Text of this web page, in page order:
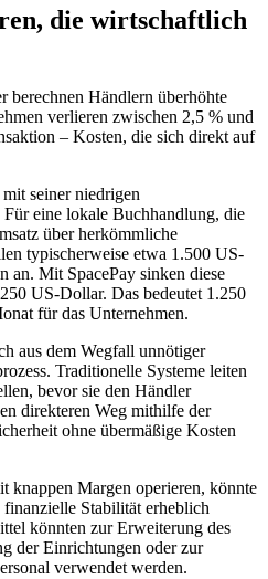
die wirtschaftlich
berechnen Händlern überhöhte
verlieren zwischen 2,5 % und
– Kosten, die sich direkt auf
seiner niedrigen
eine lokale Buchhandlung, die
über herkömmliche
typischerweise etwa 1.500 US-
an. Mit SpacePay sinken diese
US-Dollar. Das bedeutet 1.250
für das Unternehmen.
aus dem Wegfall unnötiger
Traditionelle Systeme leiten
bevor sie den Händler
direkteren Weg mithilfe der
ohne übermäßige Kosten
knappen Margen operieren, könnte
Stabilität erheblich
könnten zur Erweiterung des
der Einrichtungen oder zur
verwendet werden.